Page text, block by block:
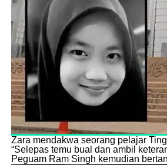
Zara mendakwa seorang pelajar
“Selepas temu bual dan ambil
Peguam Ram Singh kemudian